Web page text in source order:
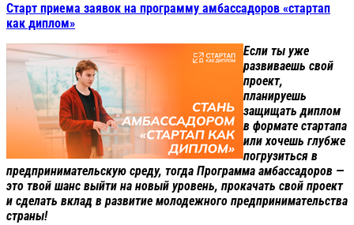
Старт приема заявок на программу амбассадоров «стартап
как диплом»
Если ты уже
развиваешь свой
проект,
планируешь
защищать диплом
в формате стартапа
или хочешь глубже
погрузиться в
предпринимательскую среду, тогда Программа амбассадоров —
это твой шанс выйти на новый уровень, прокачать свой проект
и сделать вклад в развитие молодежного предпринимательства
страны!